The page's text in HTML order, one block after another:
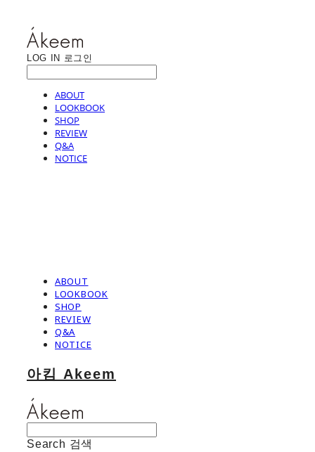
LOG IN 로그인
ABOUT
LOOKBOOK
SHOP
REVIEW
Q&A
NOTICE
ABOUT
LOOKBOOK
SHOP
REVIEW
Q&A
NOTICE
아킴 Akeem
Search 검색